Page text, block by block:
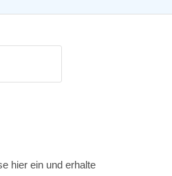
hier ein und erhalte